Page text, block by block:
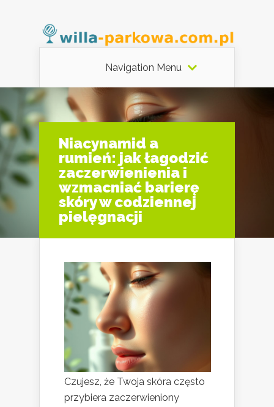
Navigation Menu
Niacynamid a
rumień: jak łagodzić
zaczerwienienia i
wzmacniać barierę
skóry w codziennej
pielęgnacji
Czujesz, że Twoja skóra często
przybiera zaczerwieniony